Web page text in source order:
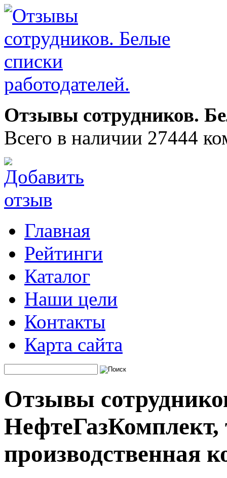
Отзывы сотрудников.
Всего в наличии 27444
Главная
Рейтинги
Каталог
Наши цели
Контакты
Карта сайта
Отзывы
НефтеГазКомплект,
производственная